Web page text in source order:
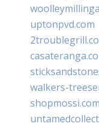
uptonpvd.com
walkers-
shopmossi.com